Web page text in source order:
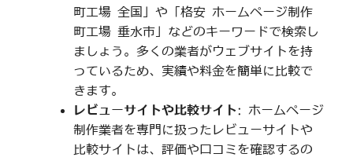
町工場 全国」や「格安 ホームページ制作
町工場 垂水市」などのキーワードで検索し
ましょう。多くの業者がウェブサイトを持
っているため、実績や料金を簡単に比較で
きます。
レビューサイトや比較サイト: ホームページ
制作業者を専門に扱ったレビューサイトや
比較サイトは、評価や口コミを確認するの